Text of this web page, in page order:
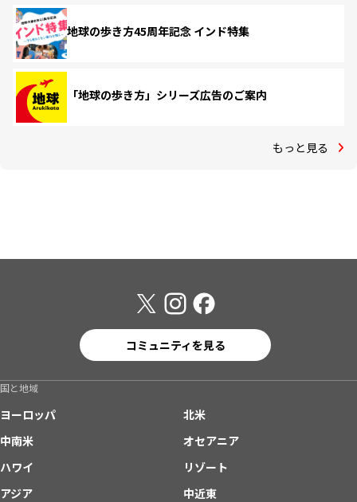
地球の歩き方45周年記念 インド特集
「地球の歩き方」シリーズ広告のご案内
もっと見る
コミュニティを見る
国と地域
ヨーロッパ
北米
中南米
オセアニア
ハワイ
リゾート
アジア
中近東